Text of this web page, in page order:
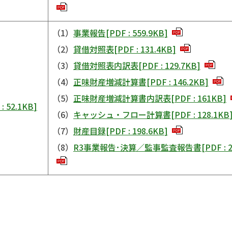
PDF
: 52.1KB]
（1） 事業報告[PDF : 559.9KB] PDF
（2） 貸借対照表[PDF : 131.4KB] PDF
（3） 貸借対照表内訳表[PDF : 129.7KB] PDF
（4） 正味財産増減計算書[PDF : 146.2KB] PDF
（5） 正味財産増減計算書内訳表[PDF : 161KB]
（6） キャッシュ・フロー計算書[PDF : 128.1KB]
（7） 財産目録[PDF : 198.6KB] PDF
（8） R3事業報告･決算／監事監査報告書[PDF :
PDF